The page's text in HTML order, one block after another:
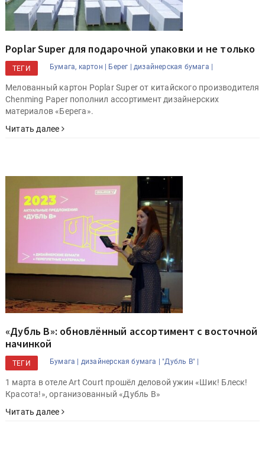
Poplar Super для подарочной упаковки и не только
ТЕГИ Бумага, картон | Берег | дизайнерская бумага |
Мелованный картон Poplar Super от китайского производителя
Chenming Paper пополнил ассортимент дизайнерских
материалов «Берега».
Читать далее
«Дубль В»: обновлённый ассортимент с восточной
начинкой
ТЕГИ Бумага | дизайнерская бумага | "Дубль В" |
1 марта в отеле Art Court прошёл деловой ужин «Шик! Блеск!
Красота!», организованный «Дубль В»
Читать далее